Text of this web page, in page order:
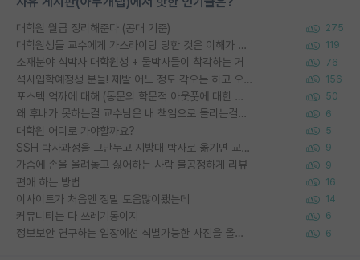
대학원 월급 정리해준다 (공대 기준) 275
대학원생들 교수에게 가스라이팅 당한 것은 이해가 갑니다. 안타깝네요. 119
소재분야 석박사 대학원생 + 물박사들이 착각하는 거 76
석사입학예정생 분들! 제발 어느 정도 각오는 하고 오세요. 156
포스텍 억까에 대해 (동문의 학문적 아웃풋에 대한 반박) 50
왜 후배가 못하는걸 교수님은 내 책임으로 돌리는걸까요? 6
대학원 어디로 가야할까요? 5
SSH 박사과정을 그만두고 지방대 박사로 옮기면 교수의 꿈은 끝일까요? 9
가슴에 손을 올려놓고 싫어하는 사람 불공정하게 리뷰 9
편애 하는 방법 16
이사이트가 처음엔 정말 도움많이됐는데 14
커뮤니티는 다 쓰레기통이지 6
정보보안 연구하는 입장에선 식별가능한 사진을 올리는건 비추이긴함 6